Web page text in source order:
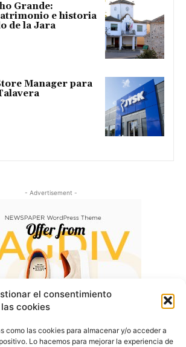
el consentimiento
cookies
como las cookies para almacenar y/o acceder a
Lo hacemos para mejorar la experiencia de
Grande:
e historia
de la Jara
Manager para
- Advertisement -